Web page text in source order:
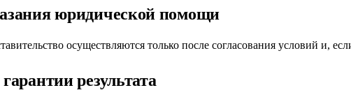
юридической помощи
осуществляются только после согласования условий и,
результата